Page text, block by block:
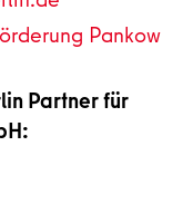
Pankow
Partner für